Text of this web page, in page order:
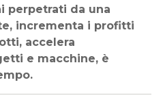
perpetrati da una
incrementa i profitti
accelera
e macchine, è